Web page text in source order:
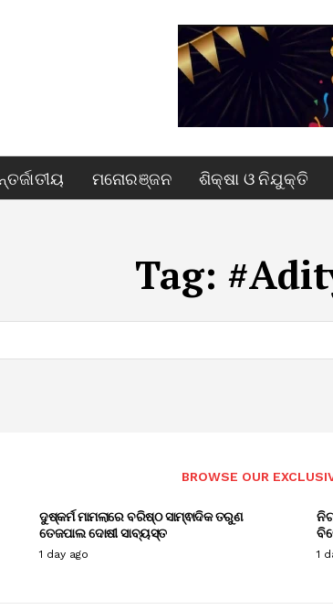
ମନୋରଞ୍ଜନ ଶିକ୍ଷା ଓ ନିଯୁକ୍ତି
Tag:
BROWSE OUR
ଦୁଷ୍କର୍ମ ମାମଲାରେ ବରିଷ୍ଠ ସାମ୍ଵାଦିକ ତରୁଣ
ତେଜପାଲ ଦୋଷୀ ସାବ୍ୟସ୍ତ
1 day ago 1